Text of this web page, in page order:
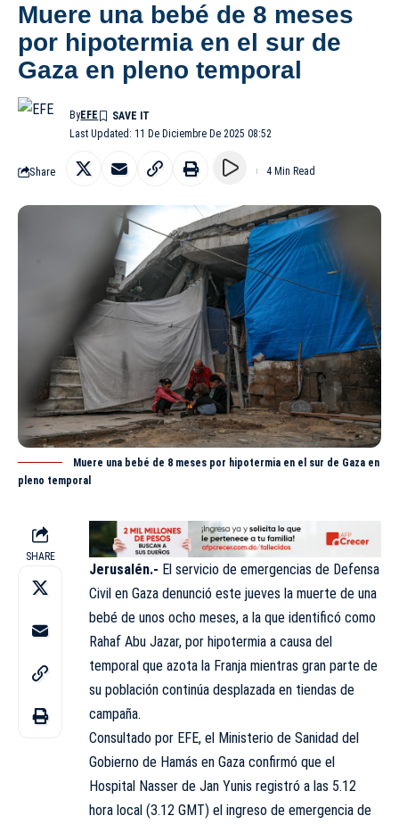
Muere una bebé de 8 meses
por hipotermia en el sur de
Gaza en pleno temporal
Last Updated: 11 De Diciembre De 2025 08:52
ByEFE
Share 4 Min Read
Muere una bebé de 8 meses por hipotermia en el sur de Gaza en
pleno temporal
SHARE
Jerusalén.- El servicio de emergencias de Defensa
Civil en Gaza denunció este jueves la muerte de una
bebé de unos ocho meses, a la que identificó como
Rahaf Abu Jazar, por hipotermia a causa del
temporal que azota la Franja mientras gran parte de
su población continúa desplazada en tiendas de
campaña.
Consultado por EFE, el Ministerio de Sanidad del
Gobierno de Hamás en Gaza confirmó que el
Hospital Nasser de Jan Yunis registró a las 5.12
hora local (3.12 GMT) el ingreso de emergencia de